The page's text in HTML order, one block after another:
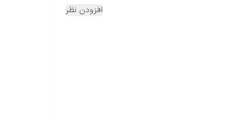
افزودن نظر